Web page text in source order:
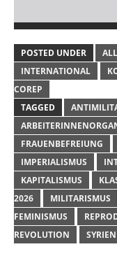
POSTED UNDER
INTERNATIONAL
COREP
TAGGED
FRAUENBEFREIUNG
IMPERIALISMUS
KAPITALISMUS
2026
MILITARISMUS
FEMINISMUS
REVOLUTION
SYRIEN